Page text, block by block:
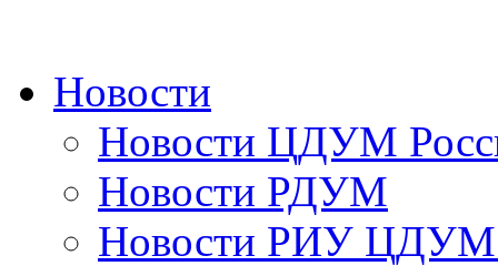
Новости
Новости ЦДУМ
Новости РДУМ
Новости РИУ ЦДУМ